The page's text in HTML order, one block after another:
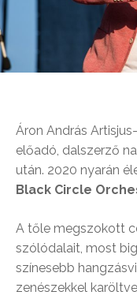
Áron András
előadó, dalszerző
után. 2020 nyarán
Black Circle
A tőle megszokott
szólódalait, most
színesebb
zenészekkel